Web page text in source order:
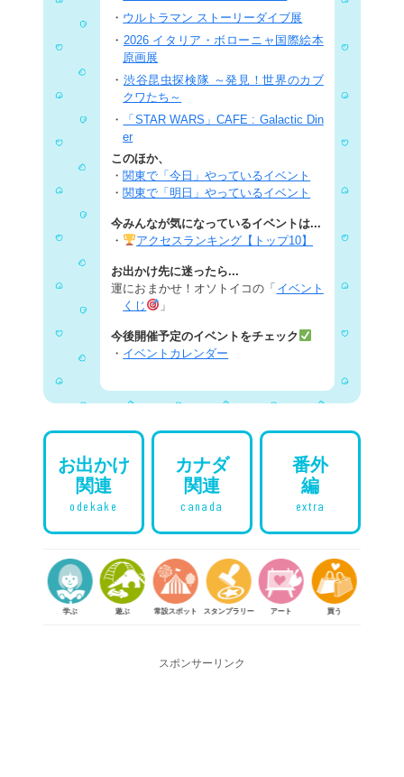
・ ウルトラマン ストーリーダイブ展
・ 2026 イタリア・ボローニャ国際絵本
原画展
・ 渋谷昆虫探検隊 ～発見！世界のカブ
クワたち～
・
「STAR WARS」CAFE : Galactic Din
er
このほか、
・ 関東で「今日」やっているイベント
・ 関東で「明日」やっているイベント
今みんなが気になっているイベントは...
・
アクセスランキング【トップ10】
お出かけ先に迷ったら...
運におまかせ！オソトイコの「 イベント
くじ
」
今後開催予定のイベントをチェック
・ イベントカレンダー
お出かけ
関連
odekake
カナダ
関連
canada
番外
編
extra
学ぶ 遊ぶ 常設スポット スタンプラリー アート 買う
スポンサーリンク